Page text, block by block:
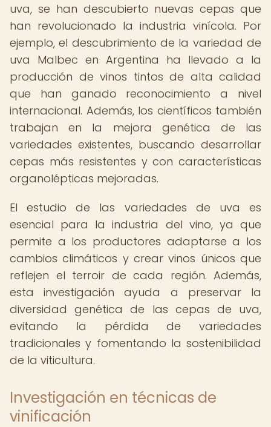
uva, se han descubierto nuevas cepas que
han revolucionado la industria vinícola. Por
ejemplo, el descubrimiento de la variedad de
uva Malbec en Argentina ha llevado a la
producción de vinos tintos de alta calidad
que han ganado reconocimiento a nivel
internacional. Además, los científicos también
trabajan en la mejora genética de las
variedades existentes, buscando desarrollar
cepas más resistentes y con características
organolépticas mejoradas.
El estudio de las variedades de uva es
esencial para la industria del vino, ya que
permite a los productores adaptarse a los
cambios climáticos y crear vinos únicos que
reflejen el terroir de cada región. Además,
esta investigación ayuda a preservar la
diversidad genética de las cepas de uva,
evitando la pérdida de variedades
tradicionales y fomentando la sostenibilidad
de la viticultura.
Investigación en técnicas de
vinificación